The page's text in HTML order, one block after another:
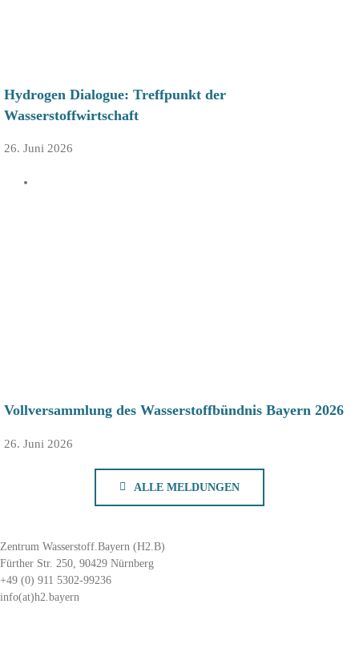
Hydrogen Dialogue: Treffpunkt der
Wasserstoffwirtschaft
26. Juni 2026
Vollversammlung des Wasserstoffbündnis Bayern 2026
26. Juni 2026
ALLE MELDUNGEN
Zentrum Wasserstoff.Bayern (H2.B)
Fürther Str. 250, 90429 Nürnberg
+49 (0) 911 5302-99236
info(at)h2.bayern